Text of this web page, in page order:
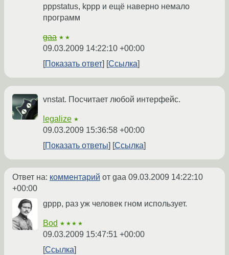
pppstatus, kppp и ещё наверно немало
программ
gaa ★★
09.03.2009 14:22:10 +00:00
Показать ответ
Ссылка
vnstat. Посчитает любой интерфейс.
legalize ★
09.03.2009 15:36:58 +00:00
Показать ответы
Ссылка
Ответ на: комментарий от gaa 09.03.2009 14:22:10
+00:00
gppp, раз уж человек гном использует.
Bod ★★★★
09.03.2009 15:47:51 +00:00
Ссылка